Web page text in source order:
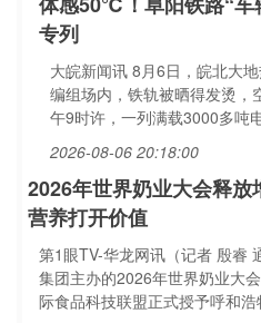
专列
大皖新闻讯 8月6日，皖北大
编组场内，铁轨被晒得发烫，
午9时许，一列满载3000多吨
2026-08-06 20:18:00
2026年世界奶业大会释
营养打开价值
第1眼TV-华龙网讯（记者 殷睿
集团主办的2026年世界奶业大
际食品科技联盟正式授予呼和浩